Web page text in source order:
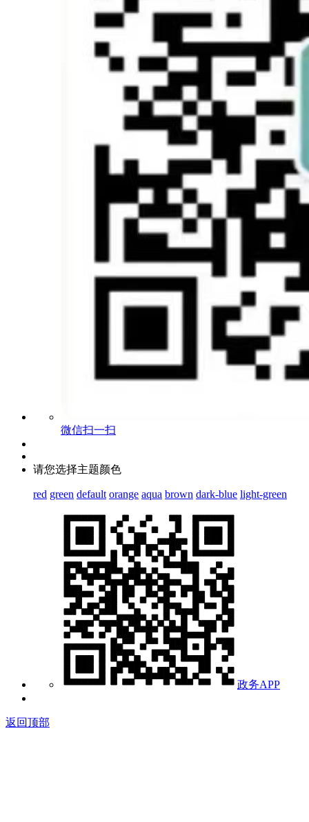
微信扫一扫
请您选择主题颜色
red green default orange aqua brown dark-blue light-green
政务APP
返回顶部